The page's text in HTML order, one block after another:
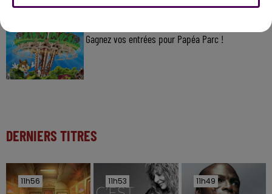
Gagnez vos entrées pour Papéa Parc !
DERNIERS TITRES
11h56
11h56 11h53
11h53 11h49
11h49